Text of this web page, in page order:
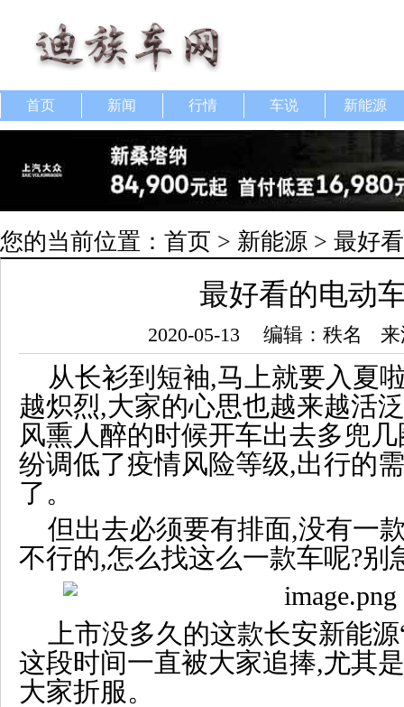
首页 新闻 行情 车说 新能源
您的当前位置： 首页 > 新能源 > 最好
最好看的电动
2020-05-13 编辑：秩名
从长衫到短袖,马上就要入夏
越炽烈,大家的心思也越来越活
风熏人醉的时候开车出去多兜
纷调低了疫情风险等级,出行的
了。
但出去必须要有排面,没有一
不行的,怎么找这么一款车呢?别
上市没多久的这款长安新能
这段时间一直被大家追捧,尤其
大家折服。